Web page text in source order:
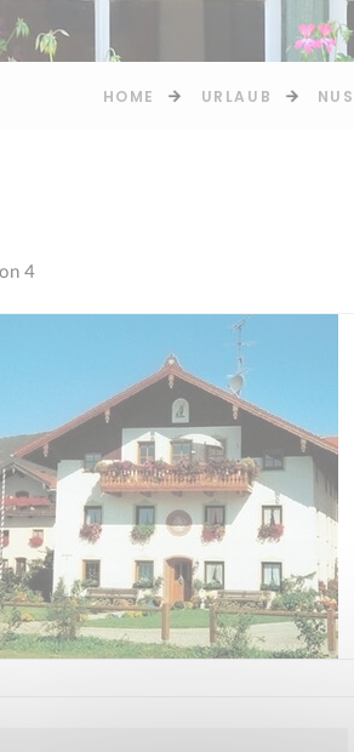
HOME URLAUB
4